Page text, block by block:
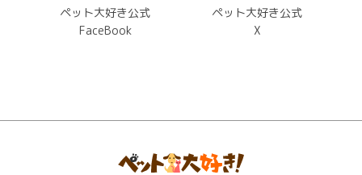
ペット大好き公式
FaceBook
ペット大好き公式
X